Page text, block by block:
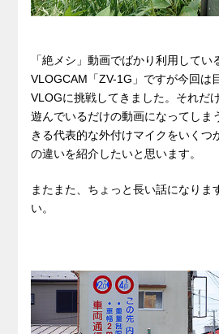
「絶メシ」動画でばかり利用してい
VLOGCAM「ZV-1G」ですが今回は
VLOGに挑戦してきました。それだ
遊んでいるだけの動画になってしま
きる代表的な外付けマイクをいくつ
の違いを紹介したいと思います。
またまた、ちょっと長い話になりま
い。